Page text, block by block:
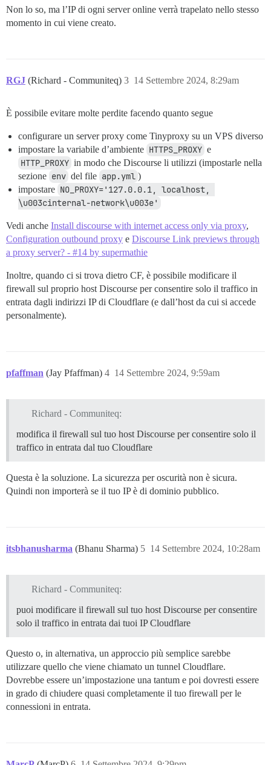
Non lo so, ma l’IP di ogni server online verrà trapelato nello stesso
momento in cui viene creato.
RGJ (Richard - Communiteq) 14 Settembre 2024, 8:29am
3
È possibile evitare molte perdite facendo quanto segue
configurare un server proxy come Tinyproxy su un VPS diverso
impostare la variabile d’ambiente HTTPS_PROXY e
HTTP_PROXY in modo che Discourse li utilizzi (impostarle nella
sezione env del file app.yml )
impostare NO_PROXY='127.0.0.1, localhost,
\u003cinternal-network\u003e'
Vedi anche Install discourse with internet access only via proxy,
Configuration outbound proxy e Discourse Link previews through
a proxy server? - #14 by supermathie
Inoltre, quando ci si trova dietro CF, è possibile modificare il
firewall sul proprio host Discourse per consentire solo il traffico in
entrata dagli indirizzi IP di Cloudflare (e dall’host da cui si accede
personalmente).
pfaffman (Jay Pfaffman) 14 Settembre 2024, 9:59am
4
Richard - Communiteq:
modifica il firewall sul tuo host Discourse per consentire solo il
traffico in entrata dal tuo Cloudflare
Questa è la soluzione. La sicurezza per oscurità non è sicura.
Quindi non importerà se il tuo IP è di dominio pubblico.
itsbhanusharma (Bhanu Sharma) 14 Settembre 2024, 10:28am
5
Richard - Communiteq:
puoi modificare il firewall sul tuo host Discourse per consentire
solo il traffico in entrata dai tuoi IP Cloudflare
Questo o, in alternativa, un approccio più semplice sarebbe
utilizzare quello che viene chiamato un tunnel Cloudflare.
Dovrebbe essere un’impostazione una tantum e poi dovresti essere
in grado di chiudere quasi completamente il tuo firewall per le
connessioni in entrata.